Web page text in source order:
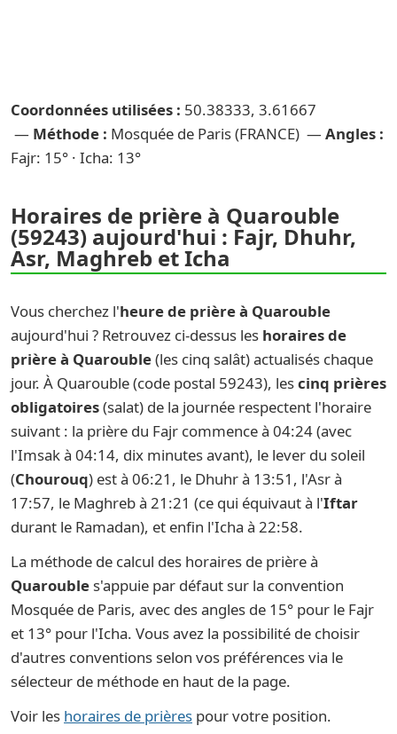
Coordonnées utilisées : 50.38333, 3.61667
— Méthode : Mosquée de Paris (FRANCE) — Angles :
Fajr: 15° · Icha: 13°
Horaires de prière à Quarouble
(59243) aujourd'hui : Fajr, Dhuhr,
Asr, Maghreb et Icha
Vous cherchez l'heure de prière à Quarouble
aujourd'hui ? Retrouvez ci-dessus les horaires de
prière à Quarouble(les cinq salât) actualisés chaque
jour. À Quarouble (code postal 59243), lescinq prières
obligatoires(salat) de la journée respectent l'horaire
suivant : la prière du Fajr commence à 04:24 (avec
l'Imsak à 04:14, dix minutes avant), le lever du soleil
(Chourouq) est à 06:21, le Dhuhr à 13:51, l'Asr à
17:57, le Maghreb à 21:21 (ce qui équivaut à l'Iftar
durant le Ramadan), et enfin l'Icha à 22:58.
La méthode de calcul des horaires de prière à
Quarouble s'appuie par défaut sur la convention
Mosquée de Paris, avec des angles de 15° pour le Fajr
et 13° pour l'Icha. Vous avez la possibilité de choisir
d'autres conventions selon vos préférences via le
sélecteur de méthode en haut de la page.
Voir les horaires de prières pour votre position.